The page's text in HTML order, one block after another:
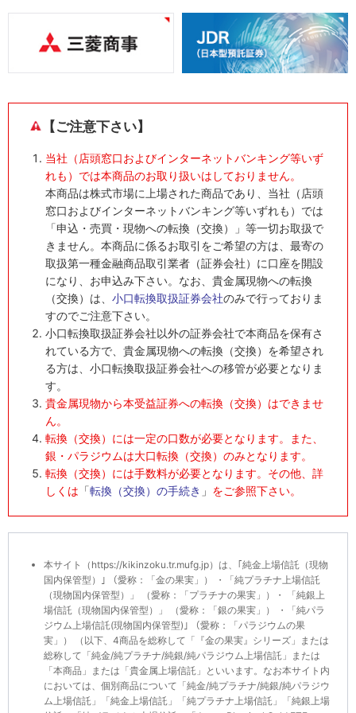
【ご注意下さい】
当社（店頭窓口およびインターネットバンキング等いず
れも）では本商品のお取り扱いはしておりません。
本商品は株式市場に上場された商品であり、当社（店頭
窓口およびインターネットバンキング等いずれも）では
「申込・売買・現物への転換（交換）」等一切お取扱で
きません。本商品に係るお取引をご希望の方は、最寄の
取扱第一種金融商品取引業者（証券会社）に口座を開設
になり、お申込み下さい。なお、貴金属現物への転換
（交換）は、 小口転換取扱証券会社のみで行っておりま
すのでご注意下さい。
小口転換取扱証券会社以外の証券会社で本商品を保有さ
れている方で、貴金属現物への転換（交換）を希望され
る方は、小口転換取扱証券会社への移管が必要となりま
す。
貴金属現物から本受益証券への転換（交換）はできませ
ん。
転換（交換）には一定の口数が必要となります。また、
銀・パラジウムは大口転換（交換）のみとなります。
転換（交換）には手数料が必要となります。その他、詳
しくは 「転換（交換）の手続き 」 をご参照下さい。
本サイト（https://kikinzoku.tr.mufg.jp）は、｢純金上場信託（現物
国内保管型）｣ （愛称：「金の果実」） ・「純プラチナ上場信託
（現物国内保管型）」 （愛称：「プラチナの果実」）・ 「純銀上
場信託（現物国内保管型）」 （愛称：「銀の果実」） ・「純パラ
ジウム上場信託(現物国内保管型)｣ （愛称：「パラジウムの果
実」） （以下、4商品を総称して「『金の果実』シリーズ」または
総称して「純金/純プラチナ/純銀/純パラジウム上場信託」または
「本商品」または「貴金属上場信託」といいます。なお本サイト内
においては、個別商品について「純金/純プラチナ/純銀/純パラジウ
ム上場信託」「純金上場信託」「純プラチナ上場信託」「純銀上場